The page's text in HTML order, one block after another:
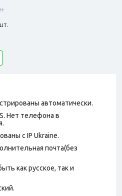
автоматически.
Нет телефона в
с IP Ukraine.
почта(без
как русское, так и